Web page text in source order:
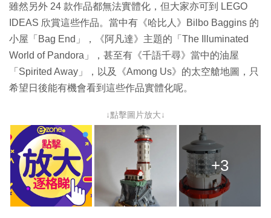
雖然另外 24 款作品都無法實體化，但大家亦可到 LEGO
IDEAS 欣賞這些作品。當中有《哈比人》Bilbo Baggins 的
小屋「Bag End」，《阿凡達》主題的「The Illuminated
World of Pandora」，甚至有《千語千尋》當中的油屋
「Spirited Away」，以及《Among Us》的太空艙地圖，只
希望日後能有機會看到這些作品實體化呢。
↓點擊圖片放大↓
+3